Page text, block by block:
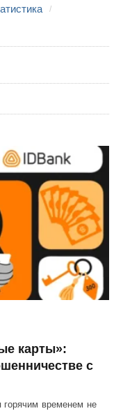
карты»:
с
горячим временем не